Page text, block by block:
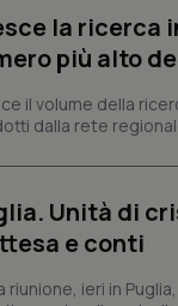
la ricerca
più alto
il volume della
dalla rete
Unità di
e conti
riunione, ieri in
I cookie necessari
Nome